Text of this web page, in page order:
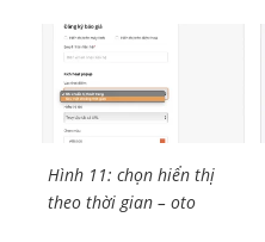
Hình 11: chọn hiển thị
theo thời gian – oto